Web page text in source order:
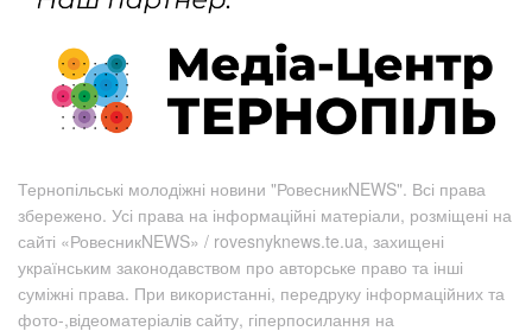
Тернопільські молодіжні новини "РовесникNEWS". Всі права
збережено. Усі права на інформаційні матеріали, розміщені на
сайті «РовесникNEWS» / rovesnyknews.te.ua, захищені
українським законодавством про авторське право та інші
суміжні права. При використанні, передруку інформаційних та
фото-,відеоматеріалів сайту, гіперпосилання на